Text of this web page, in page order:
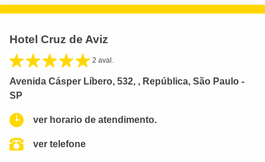
Hotel Cruz de Aviz
2 aval.
Avenida Cásper Líbero, 532, , República, São Paulo -
SP
ver horario de atendimento.
ver telefone